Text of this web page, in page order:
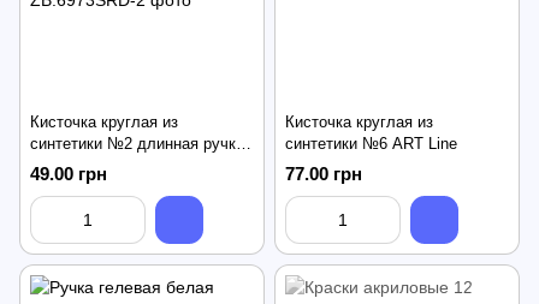
Кисточка круглая из
синтетики №2 длинная ручка
ART Line
49.00 грн
Кисточка круглая из
синтетики №6 ART Line
77.00 грн